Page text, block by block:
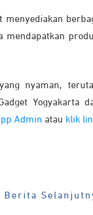
menyediakan
mendapatkan
nyaman,
Yogyakarta
Admin atau klik
Berita